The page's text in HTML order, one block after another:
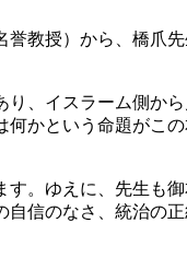
教授）から、橋爪
、イスラーム側か
かという命題がこ
。ゆえに、先生も
信のなさ、統治の